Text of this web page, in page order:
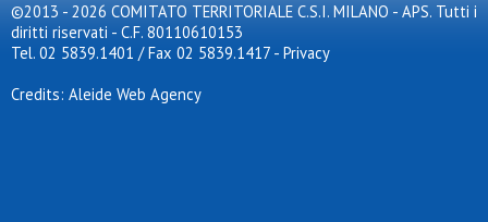
©2013 - 2026 COMITATO TERRITORIALE C.S.I. MILANO - APS. Tutti i
diritti riservati - C.F. 80110610153
Tel. 02 5839.1401 / Fax 02 5839.1417 - Privacy
Credits: Aleide Web Agency